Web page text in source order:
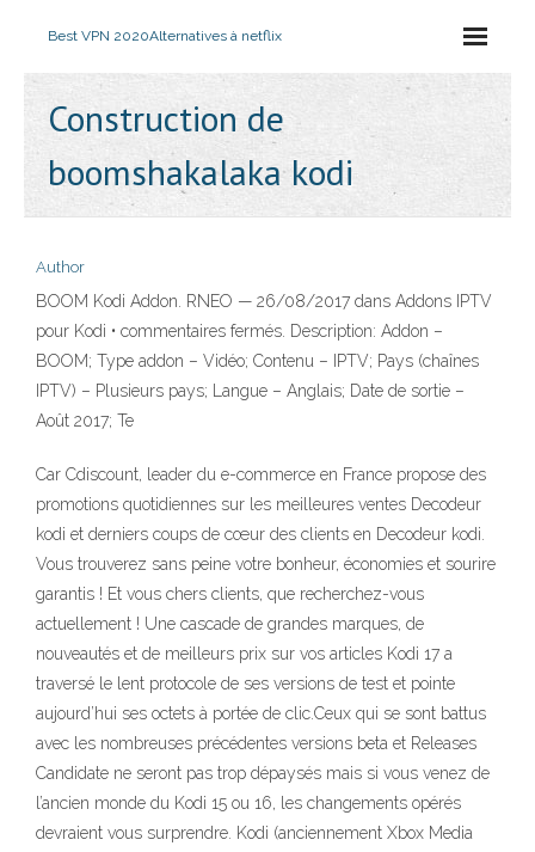
Best VPN 2020Alternatives à netflix
Construction de
boomshakalaka kodi
Author
BOOM Kodi Addon. RNEO — 26/08/2017 dans Addons IPTV
pour Kodi • commentaires fermés. Description: Addon –
BOOM; Type addon – Vidéo; Contenu – IPTV; Pays (chaînes
IPTV) – Plusieurs pays; Langue – Anglais; Date de sortie –
Août 2017; Te
Car Cdiscount, leader du e-commerce en France propose des
promotions quotidiennes sur les meilleures ventes Decodeur
kodi et derniers coups de cœur des clients en Decodeur kodi.
Vous trouverez sans peine votre bonheur, économies et sourire
garantis ! Et vous chers clients, que recherchez-vous
actuellement ! Une cascade de grandes marques, de
nouveautés et de meilleurs prix sur vos articles Kodi 17 a
traversé le lent protocole de ses versions de test et pointe
aujourd’hui ses octets à portée de clic.Ceux qui se sont battus
avec les nombreuses précédentes versions beta et Releases
Candidate ne seront pas trop dépaysés mais si vous venez de
l’ancien monde du Kodi 15 ou 16, les changements opérés
devraient vous surprendre. Kodi (anciennement Xbox Media